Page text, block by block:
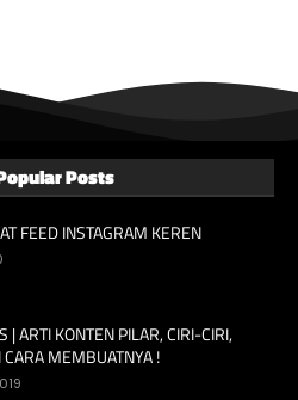
Posts
FEED INSTAGRAM KEREN
| ARTI KONTEN PILAR, CIRI-CIRI,
MEMBUATNYA !